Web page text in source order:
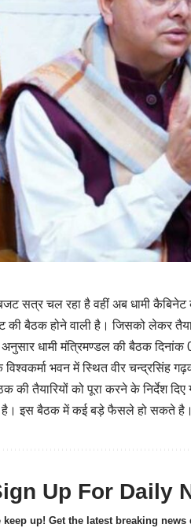
सत्र चल रहा है वहीं अब धामी
की बैठक होने वाली है। जिसको लेकर
धामी मंत्रिमण्डल की बैठक
भवन में स्थित वीर चन्द्रसिंह
की तैयारियों को पूरा करने के निर्देश
है। इस बैठक में कई बड़े फैसले हो सकते है।
Up For Daily
keep up! Get the latest breaking